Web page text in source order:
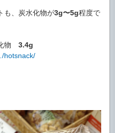
も、炭水化物が3g〜5g程度で
物 3.4g
hotsnack/